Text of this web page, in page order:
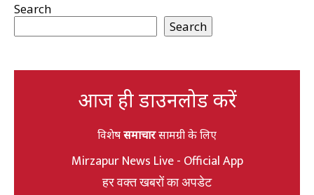
Search
Search
आज ही डाउनलोड करें
विशेषसमाचारसामग्री के लिए
Mirzapur News Live - Official App
हर वक्त खबरों का अपडेट